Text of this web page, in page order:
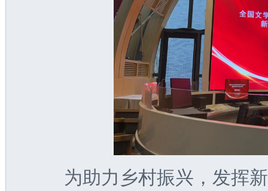
为助力乡村振兴，发挥新